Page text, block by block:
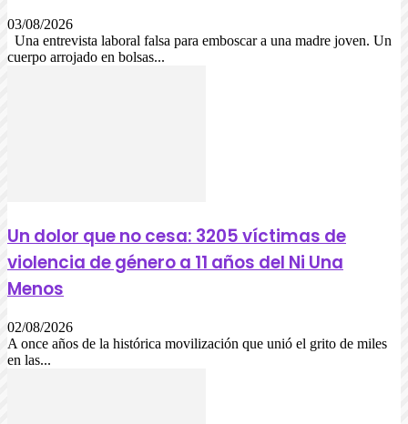
03/08/2026
Una entrevista laboral falsa para emboscar a una madre joven. Un
cuerpo arrojado en bolsas...
Un dolor que no cesa: 3205 víctimas de
violencia de género a 11 años del Ni Una
Menos
02/08/2026
A once años de la histórica movilización que unió el grito de miles
en las...